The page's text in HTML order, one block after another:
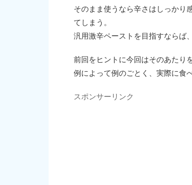
そのまま使うなら辛さはしっかり
てしまう。
汎用激辛ペーストを目指すならば
前回をヒントに今回はそのあたり
例によって例のごとく、実際に食
スポンサーリンク